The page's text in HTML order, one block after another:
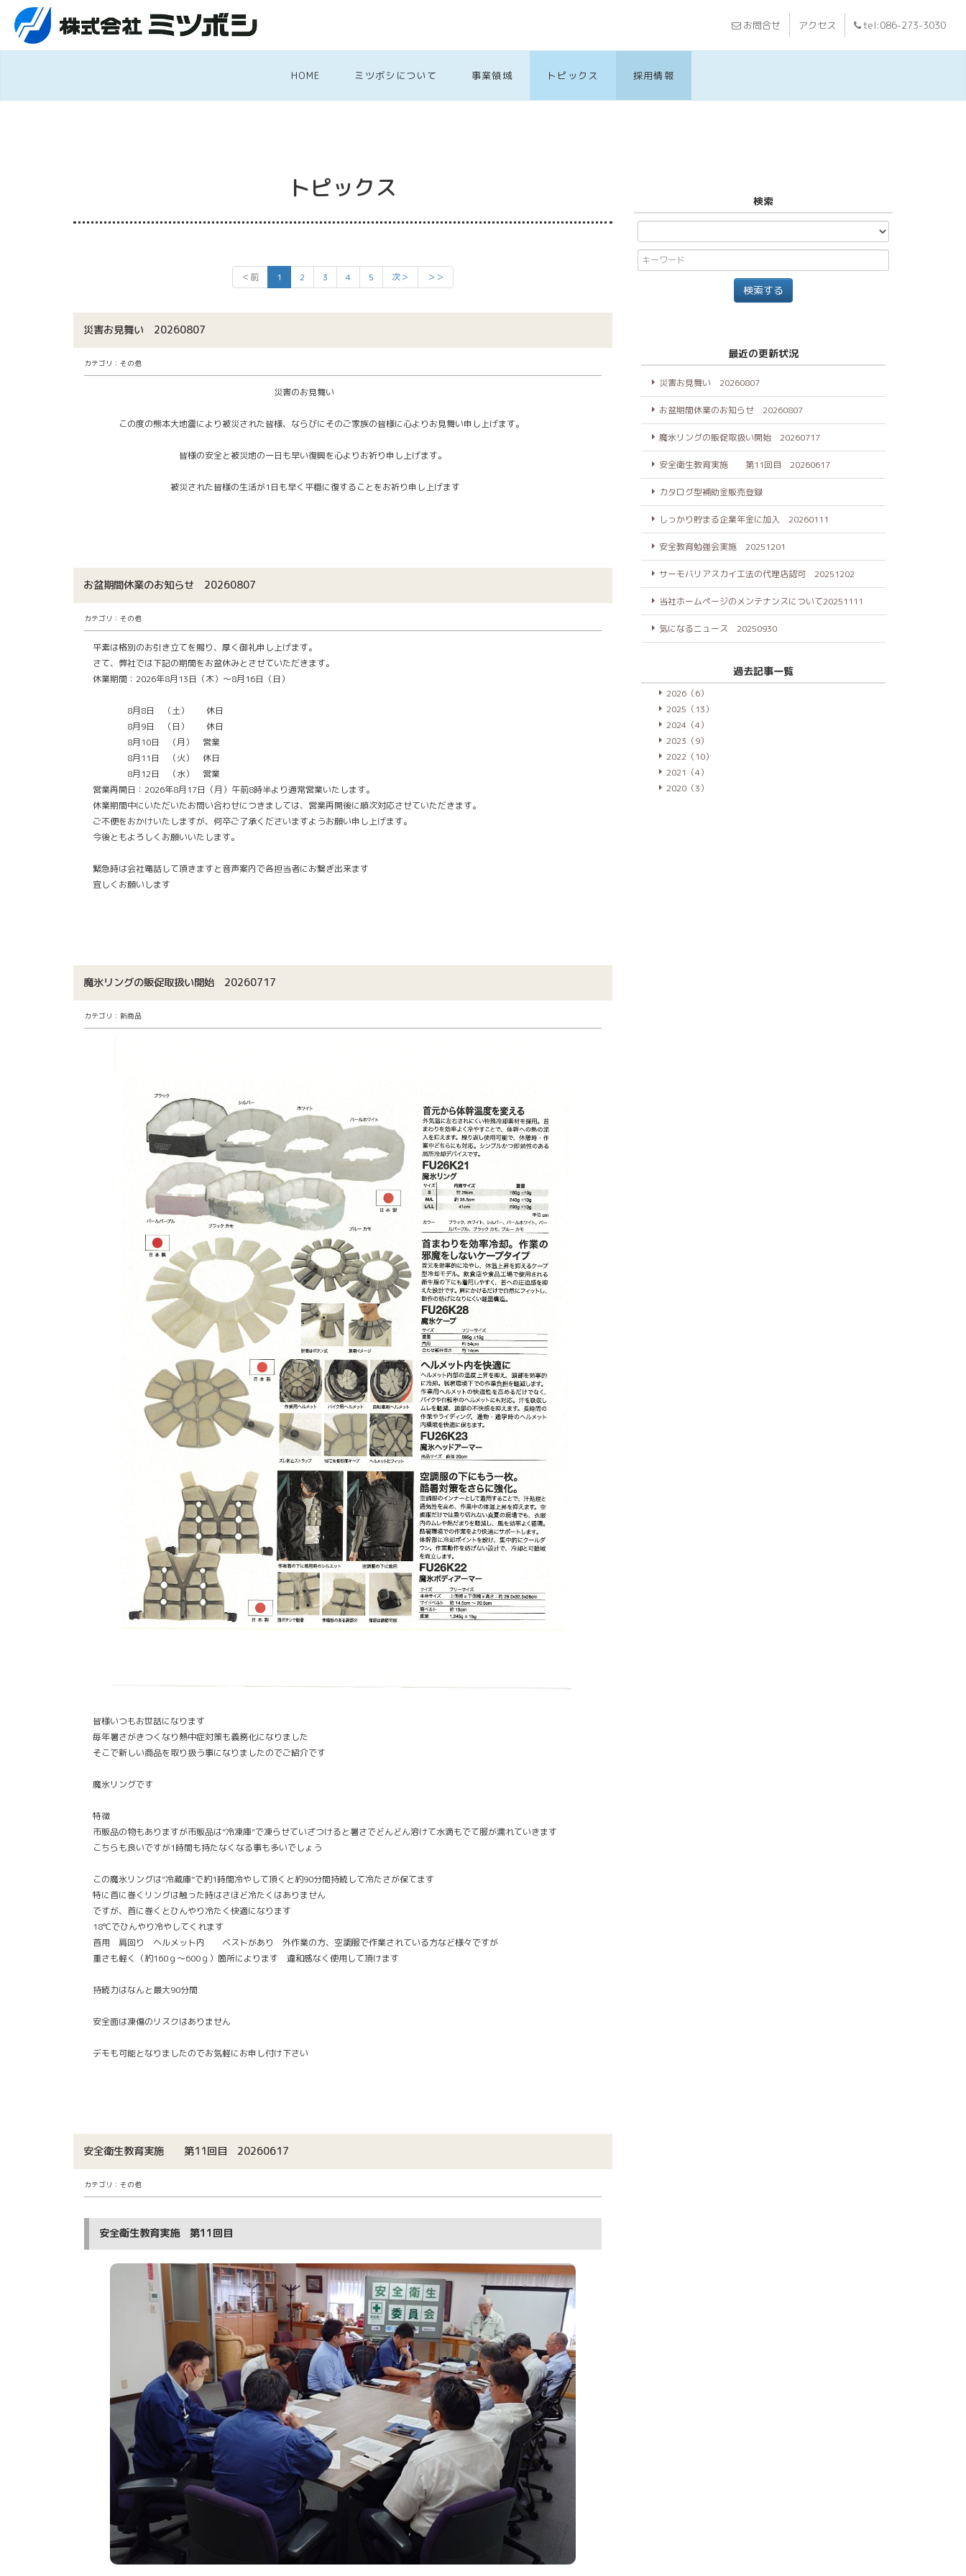
お問合せ アクセス tel:086-273-3030
HOME ミツボシについて 事業領域 トピックス 採用情報
トピックス
＜前 1 2 3 4 5 次＞ ＞＞
災害お見舞い 20260807
カテゴリ：その他
災害のお見舞い
この度の熊本大地震により被災された皆様、ならびにそのご家族の皆様に心よりお見舞い申し上げます。
皆様の安全と被災地の一日も早い復興を心よりお祈り申し上げます。
被災された皆様の生活が1日も早く平穏に復することをお祈り申し上げます
お盆期間休業のお知らせ 20260807
カテゴリ：その他
平素は格別のお引き立てを賜り、厚く御礼申し上げます。
さて、弊社では下記の期間をお盆休みとさせていただきます。
休業期間：2026年8月13日（木）～8月16日（日）
8月8日 （土） 休日
8月9日 （日） 休日
8月10日 （月） 営業
8月11日 （火） 休日
8月12日 （水） 営業
営業再開日：2026年8月17日（月）午前8時半より通常営業いたします。
休業期間中にいただいたお問い合わせにつきましては、営業再開後に順次対応させていただきます。
ご不便をおかけいたしますが、何卒ご了承くださいますようお願い申し上げます。
今後ともよろしくお願いいたします。
緊急時は会社電話して頂きますと音声案内で各担当者にお繋ぎ出来ます
宜しくお願いします
魔氷リングの販促取扱い開始 20260717
カテゴリ：新商品
皆様いつもお世話になります
毎年暑さがきつくなり熱中症対策も義務化になりました
そこで新しい商品を取り扱う事になりましたのでご紹介です
魔氷リングです
特徴
市販品の物もありますが市販品は”冷凍庫”で凍らせていざつけると暑さでどんどん溶けて水滴もでて服が濡れていきます
こちらも良いですが1時間も持たなくなる事も多いでしょう
この魔氷リングは”冷蔵庫”で約1時間冷やして頂くと約90分間持続して冷たさが保てます
特に首に巻くリングは触った時はさほど冷たくはありません
ですが、首に巻くとひんやり冷たく快適になります
18℃でひんやり冷やしてくれます
首用 肩回り ヘルメット内 ベストがあり 外作業の方、空調服で作業されている方など様々ですが
重さも軽く（約160ｇ～600ｇ）箇所によります 違和感なく使用して頂けます
持続力はなんと最大90分間
安全面は凍傷のリスクはありません
デモも可能となりましたのでお気軽にお申し付け下さい
安全衛生教育実施 第11回目 20260617
カテゴリ：その他
安全衛生教育実施 第11回目
検索
最近の更新状況
災害お見舞い 20260807
お盆期間休業のお知らせ 20260807
魔氷リングの販促取扱い開始 20260717
安全衛生教育実施 第11回目 20260617
カタログ型補助金販売登録
しっかり貯まる企業年金に加入 20260111
安全教育勉強会実施 20251201
サーモバリアスカイ工法の代理店認可 20251202
当社ホームページのメンテナンスについて20251111
気になるニュース 20250930
過去記事一覧
2026（6）
2025（13）
2024（4）
2023（9）
2022（10）
2021（4）
2020（3）